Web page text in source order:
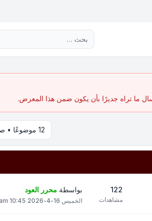
ما تراه جديرًا بأن يكون ضمن هذا المعرض.
12 موضوعًا • صفحة
122
مشاهدات
بواسطة محرر العود
الخميس 16-4-2026 10:45 am